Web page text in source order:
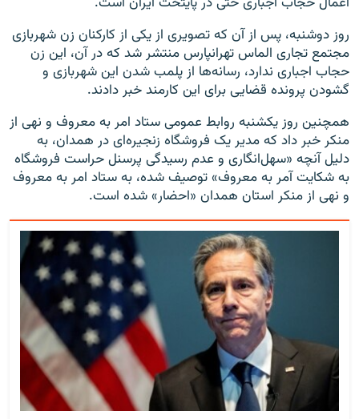
روز دوشنبه، پس از آن که تصویری از یکی از کارکنان زن شهربازی
مجتمع تجاری الماس تهرانپارس منتشر شد که در آن، این زن
حجاب اجباری ندارد، رسانه‌ها از پلمب شدن این شهربازی و
گشودن پرونده قضایی‌ برای این کارمند خبر دادند.
همچنین روز یکشنبه روابط عمومی ستاد امر به معروف و نهی از
منکر خبر داد که مدیر یک فروشگاه زنجیره‌ای در همدان، به
دلیل آنچه «سهل‌انگاری و عدم رسیدگی پرسنل حراست فروشگاه
به شکایت آمر به معروف» توصیف شده، به ستاد امر به معروف
و نهی از منکر استان همدان «احضار» شده است.